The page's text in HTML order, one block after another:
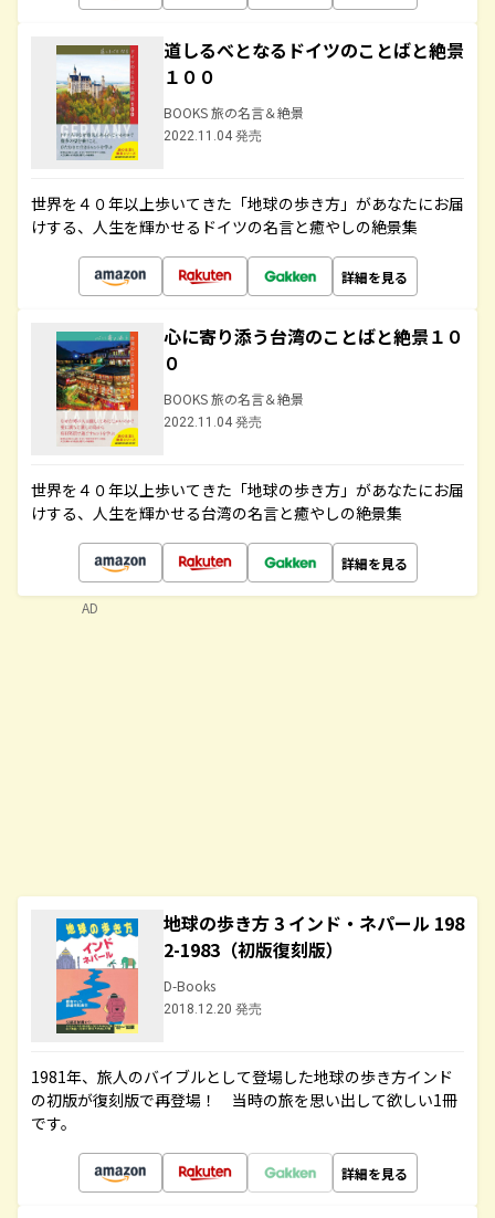
道しるべとなるドイツのことばと絶景
１００
BOOKS 旅の名言＆絶景
2022.11.04 発売
世界を４０年以上歩いてきた「地球の歩き方」があなたにお届
けする、人生を輝かせるドイツの名言と癒やしの絶景集
詳細を見る
心に寄り添う台湾のことばと絶景１０
０
BOOKS 旅の名言＆絶景
2022.11.04 発売
世界を４０年以上歩いてきた「地球の歩き方」があなたにお届
けする、人生を輝かせる台湾の名言と癒やしの絶景集
詳細を見る
地球の歩き方 3 インド・ネパール 198
2-1983（初版復刻版）
D-Books
2018.12.20 発売
1981年、旅人のバイブルとして登場した地球の歩き方インド
の初版が復刻版で再登場！ 当時の旅を思い出して欲しい1冊
です。
詳細を見る
AD